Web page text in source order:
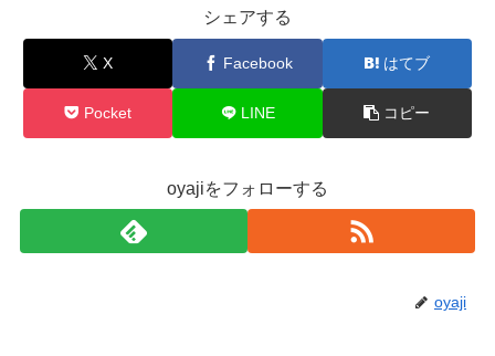
シェアする
X Facebook はてブ
Pocket LINE コピー
oyajiをフォローする
oyaji